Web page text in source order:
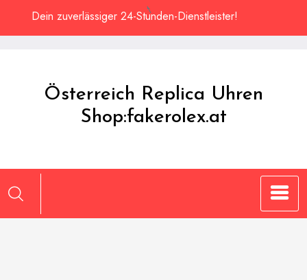
Dein zuverlässiger 24-Stunden-Dienstleister!
Österreich Replica Uhren
Shop:fakerolex.at